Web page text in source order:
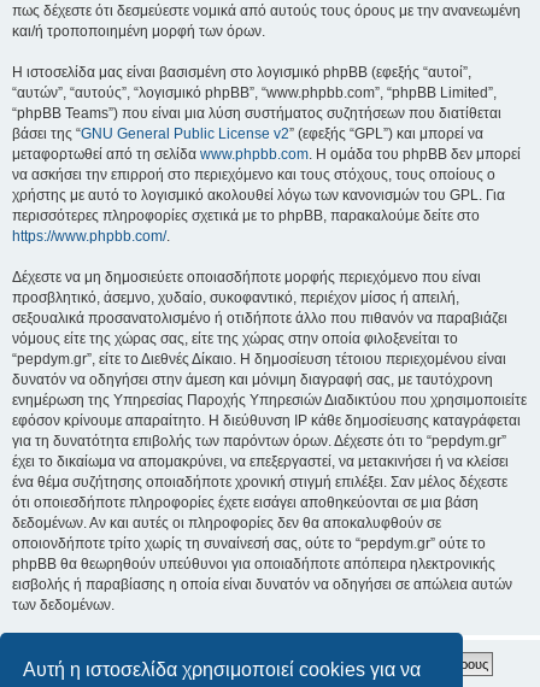
Αυτή η ιστοσελίδα χρησιμοποιεί cookies για να
πως δέχεστε ότι δεσμεύεστε νομικά από αυτούς τους όρους με την ανανεωμένη
και/ή τροποποιημένη μορφή των όρων.
Η ιστοσελίδα μας είναι βασισμένη στο λογισμικό phpBB (εφεξής “αυτοί”,
“αυτών”, “αυτούς”, “λογισμικό phpBB”, “www.phpbb.com”, “phpBB Limited”,
“phpBB Teams”) που είναι μια λύση συστήματος συζητήσεων που διατίθεται
βάσει της “GNU General Public License v2” (εφεξής “GPL”) και μπορεί να
μεταφορτωθεί από τη σελίδα www.phpbb.com. Η ομάδα του phpBB δεν μπορεί
να ασκήσει την επιρροή στο περιεχόμενο και τους στόχους, τους οποίους ο
χρήστης με αυτό το λογισμικό ακολουθεί λόγω των κανονισμών του GPL. Για
περισσότερες πληροφορίες σχετικά με το phpBB, παρακαλούμε δείτε στο
https://www.phpbb.com/.
Δέχεστε να μη δημοσιεύετε οποιασδήποτε μορφής περιεχόμενο που είναι
προσβλητικό, άσεμνο, χυδαίο, συκοφαντικό, περιέχον μίσος ή απειλή,
σεξουαλικά προσανατολισμένο ή οτιδήποτε άλλο που πιθανόν να παραβιάζει
νόμους είτε της χώρας σας, είτε της χώρας στην οποία φιλοξενείται το
“pepdym.gr”, είτε το Διεθνές Δίκαιο. Η δημοσίευση τέτοιου περιεχομένου είναι
δυνατόν να οδηγήσει στην άμεση και μόνιμη διαγραφή σας, με ταυτόχρονη
ενημέρωση της Υπηρεσίας Παροχής Υπηρεσιών Διαδικτύου που χρησιμοποιείτε
εφόσον κρίνουμε απαραίτητο. Η διεύθυνση IP κάθε δημοσίευσης καταγράφεται
για τη δυνατότητα επιβολής των παρόντων όρων. Δέχεστε ότι το “pepdym.gr”
έχει το δικαίωμα να απομακρύνει, να επεξεργαστεί, να μετακινήσει ή να κλείσει
ένα θέμα συζήτησης οποιαδήποτε χρονική στιγμή επιλέξει. Σαν μέλος δέχεστε
ότι οποιεσδήποτε πληροφορίες έχετε εισάγει αποθηκεύονται σε μια βάση
δεδομένων. Αν και αυτές οι πληροφορίες δεν θα αποκαλυφθούν σε
οποιονδήποτε τρίτο χωρίς τη συναίνεσή σας, ούτε το “pepdym.gr” ούτε το
phpBB θα θεωρηθούν υπεύθυνοι για οποιαδήποτε απόπειρα ηλεκτρονικής
εισβολής ή παραβίασης η οποία είναι δυνατόν να οδηγήσει σε απώλεια αυτών
των δεδομένων.